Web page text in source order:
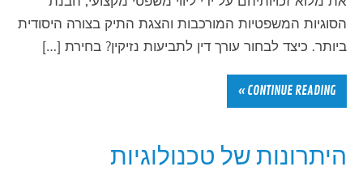
הסוגיות המשפטיות המורכבות והצגת התיק בצורה היסודית
ביותר. כיצד לבחור עורך דין לתביעות נזיקין? בחירת […]
CONTINUE READING »
היתרונות של טכנולוגיות